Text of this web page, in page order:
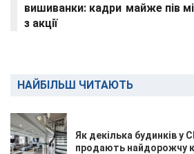
вишиванки: кадри
з акції
майже пів
НАЙБІЛЬШ ЧИТАЮТЬ
Як декілька будинків у
продають найдорожчу